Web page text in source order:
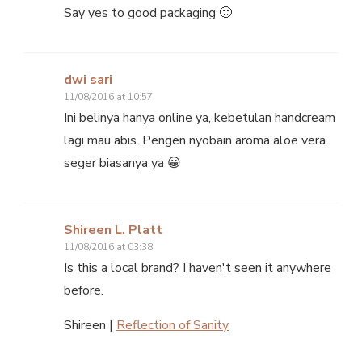
Say yes to good packaging 🙂
dwi sari
11/08/2016 at 10:57
Ini belinya hanya online ya, kebetulan handcream
lagi mau abis. Pengen nyobain aroma aloe vera
seger biasanya ya 😀
Shireen L. Platt
11/08/2016 at 03:38
Is this a local brand? I haven't seen it anywhere
before.
Shireen | Reflection of Sanity